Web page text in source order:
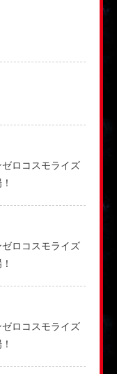
ロコスモライズ
ロコスモライズ
ロコスモライズ